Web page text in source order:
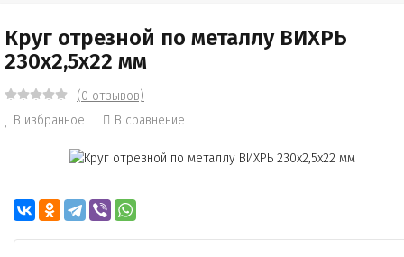
Круг отрезной по металлу ВИХРЬ
230х2,5х22 мм
(0 отзывов)
В избранное
В сравнение